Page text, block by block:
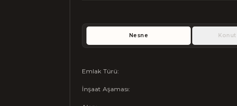
Nesne
Emlak Türü:
İnşaat Aşaması: